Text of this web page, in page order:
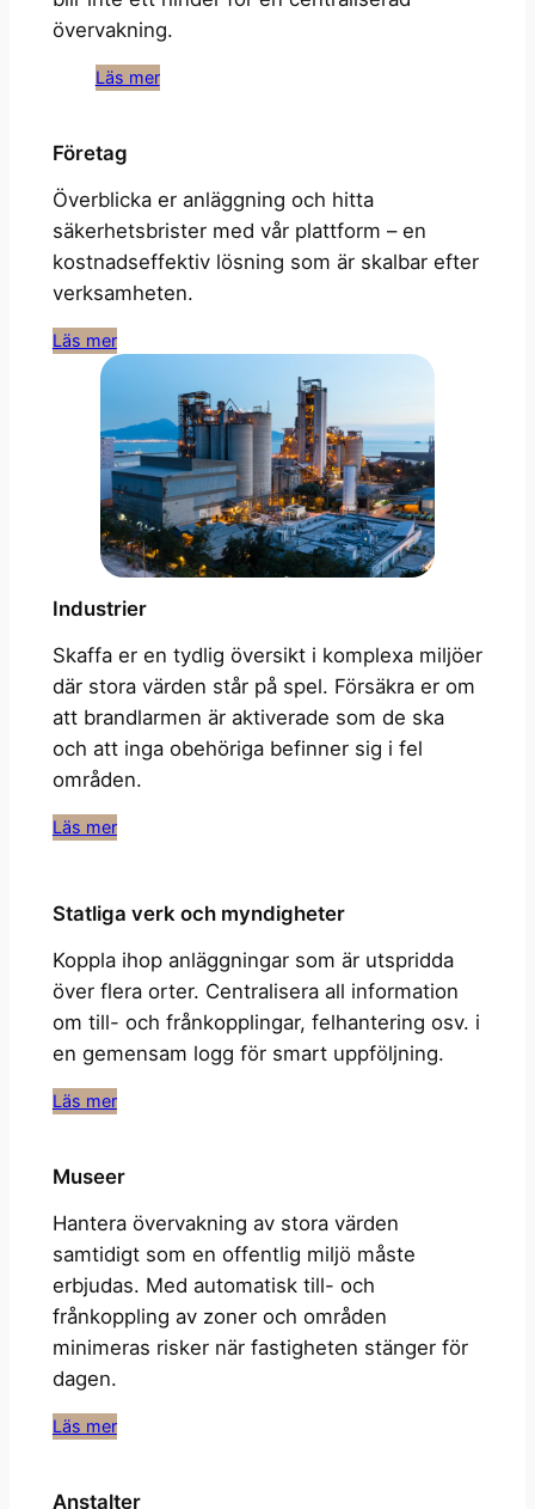
övervakning.
Läs mer
Företag
Överblicka er anläggning och hitta
säkerhetsbrister med vår plattform – en
kostnadseffektiv lösning som är skalbar efter
verksamheten.
Läs mer
Industrier
Skaffa er en tydlig översikt i komplexa miljöer
där stora värden står på spel. Försäkra er om
att brandlarmen är aktiverade som de ska
och att inga obehöriga befinner sig i fel
områden.
Läs mer
Statliga verk och myndigheter
Koppla ihop anläggningar som är utspridda
över flera orter. Centralisera all information
om till- och frånkopplingar, felhantering osv. i
en gemensam logg för smart uppföljning.
Läs mer
Museer
Hantera övervakning av stora värden
samtidigt som en offentlig miljö måste
erbjudas. Med automatisk till- och
frånkoppling av zoner och områden
minimeras risker när fastigheten stänger för
dagen.
Läs mer
Anstalter